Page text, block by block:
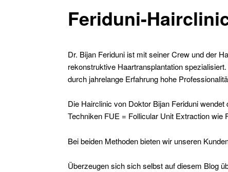
Feriduni-
Dr. Bijan Feriduni ist mit seiner Crew und der
rekonstruktive Haartransplantation
durch jahrelange Erfahrung hohe
Die Hairclinic von Doktor Bijan Feriduni
Techniken FUE = Follicular Unit Extraction wie
Bei beiden Methoden bieten wir unseren
Überzeugen sich sich selbst auf diesem Blog